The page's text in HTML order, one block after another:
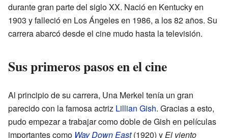
durante gran parte del siglo XX. Nació en Kentucky en
1903 y falleció en Los Ángeles en 1986, a los 82 años. Su
carrera abarcó desde el cine mudo hasta la televisión.
Sus primeros pasos en el cine
Al principio de su carrera, Una Merkel tenía un gran
parecido con la famosa actriz Lillian Gish. Gracias a esto,
pudo empezar a trabajar como doble de Gish en películas
importantes como Way Down East(1920) yEl viento